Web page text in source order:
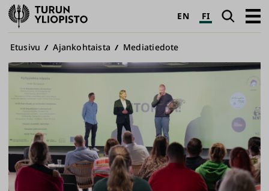
Turun
yliopisto
EN FI Haku
Avaa
Murupolku
Etusivu Ajankohtaista Mediatiedote